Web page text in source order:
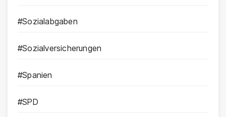
#Sozialabgaben
#Sozialversicherungen
#Spanien
#SPD